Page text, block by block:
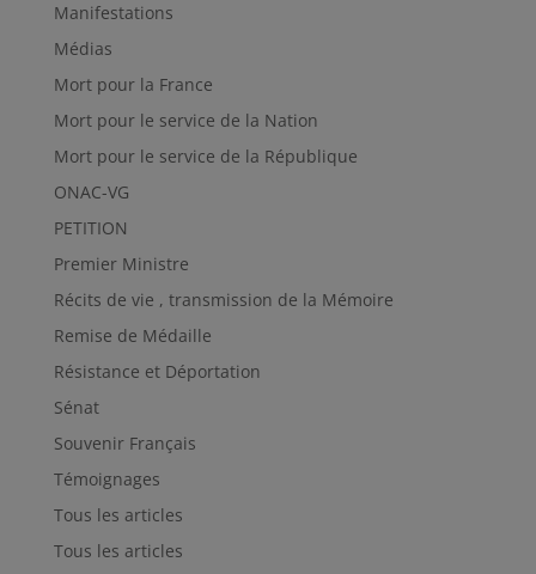
Manifestations
Médias
Mort pour la France
Mort pour le service de la Nation
Mort pour le service de la République
ONAC-VG
PETITION
Premier Ministre
Récits de vie , transmission de la Mémoire
Remise de Médaille
Résistance et Déportation
Sénat
Souvenir Français
Témoignages
Tous les articles
Tous les articles